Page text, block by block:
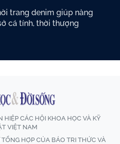
trang denim giúp nàng
cá tính, thời thượng
HIỆP CÁC HỘI KHOA HỌC VÀ KỸ
VIỆT NAM
HỢP CỦA BÁO TRI THỨC VÀ